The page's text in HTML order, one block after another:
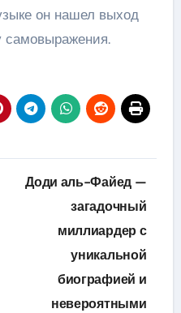
он нашел выход
самовыражения.
Доди аль-Файед —
загадочный
миллиардер с
уникальной
биографией и
невероятными